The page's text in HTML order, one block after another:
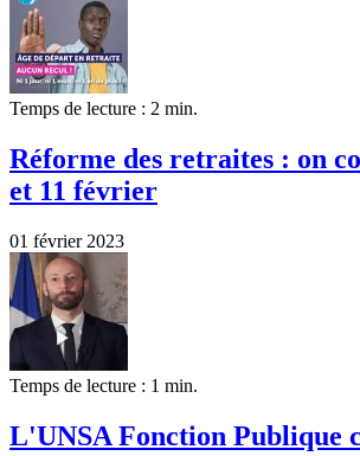
Temps de lecture : 2 min.
Réforme des retraites : on
et 11 février
01 février 2023
Temps de lecture : 1 min.
L'UNSA Fonction Publique